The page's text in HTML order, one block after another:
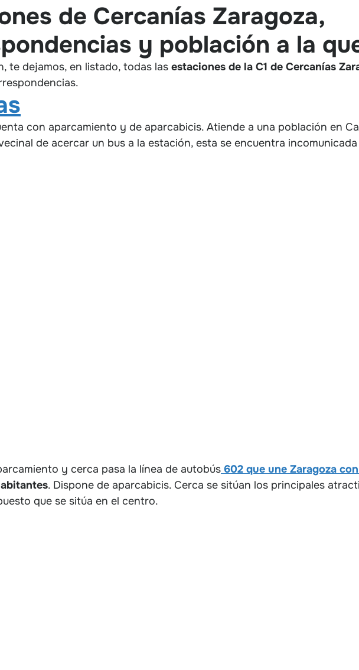
de Cercanías Zaragoza,
y población a la
te dejamos, en listado, todas las estaciones de la C1 de Cercanías
con aparcamiento y de aparcabicis. Atiende a una población en
de acercar un bus a la estación, esta se encuentra
y cerca pasa la línea de autobús 602 que une Zaragoza
. Dispone de aparcabicis. Cerca se sitúan los principales
que se sitúa en el centro.